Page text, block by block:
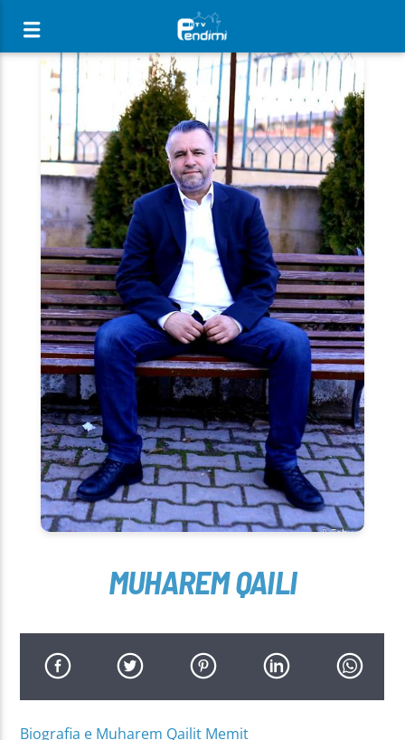
[There are no radio stations in the database]
MUHAREM QAILI
Biografia e Muharem Qailit Memit